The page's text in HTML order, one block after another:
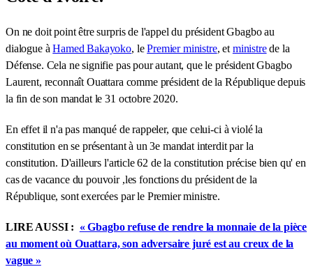
On ne doit point être surpris de l'appel du président Gbagbo au
dialogue àHamed Bakayoko, lePremier ministre, et ministrede la
Défense. Cela ne signifie pas pour autant, que le président Gbagbo
Laurent, reconnaît Ouattara comme président de la République depuis
la fin de son mandat le 31 octobre 2020.
En effet il n'a pas manqué de rappeler, que celui-ci à violé la
constitution en se présentant à un 3e mandat interdit par la
constitution. D'ailleurs l'article 62 de la constitution précise bien qu' en
cas de vacance du pouvoir ,les fonctions du président de la
République, sont exercées par le Premier ministre.
LIRE AUSSI : « Gbagbo refuse de rendre la monnaie de la pièce
au moment où Ouattara, son adversaire juré est au creux de la
vague »